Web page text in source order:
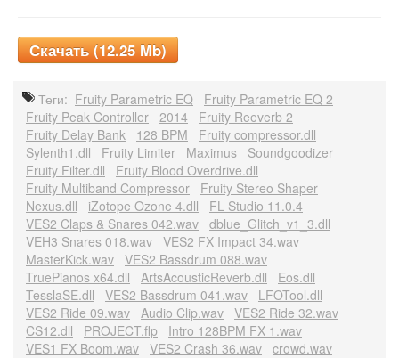
Скачать (12.25 Mb)
Теги: Fruity Parametric EQ
Fruity Parametric EQ 2
Fruity Peak Controller 2014
Fruity Reeverb 2
Fruity Delay Bank
128 BPM
Fruity compressor.dll
Sylenth1.dll
Fruity Limiter Maximus
Soundgoodizer
Fruity Filter.dll
Fruity Blood Overdrive.dll
Fruity Multiband Compressor
Fruity Stereo Shaper
Nexus.dll
iZotope Ozone 4.dll
FL Studio 11.0.4
VES2 Claps & Snares 042.wav dblue_Glitch_v1_3.dll
VEH3 Snares 018.wav VES2 FX Impact 34.wav
MasterKick.wav VES2 Bassdrum 088.wav
TruePianos x64.dll
ArtsAcousticReverb.dll
Eos.dll
TesslaSE.dll
VES2 Bassdrum 041.wav
LFOTool.dll
VES2 Ride 09.wav Audio Clip.wav VES2 Ride 32.wav
CS12.dll
PROJECT.flp
Intro 128BPM FX 1.wav
VES1 FX Boom.wav VES2 Crash 36.wav crowd.wav